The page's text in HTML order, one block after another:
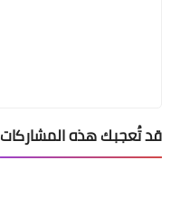
قد تُعجبك هذه المشاركات